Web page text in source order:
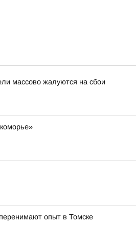
массово жалуются на сбои
опыт в Томске